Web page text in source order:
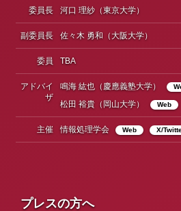
委員長 河口 理紗（東京大学）
副委員長 佐々木 勇和（大阪大学）
委員 TBA
アドバイ
ザ
鳴海 紘也（慶應義塾大学）
松田 裕貴（岡山大学） Web
主催 情報処理学会 Web X/
プレスの方へ